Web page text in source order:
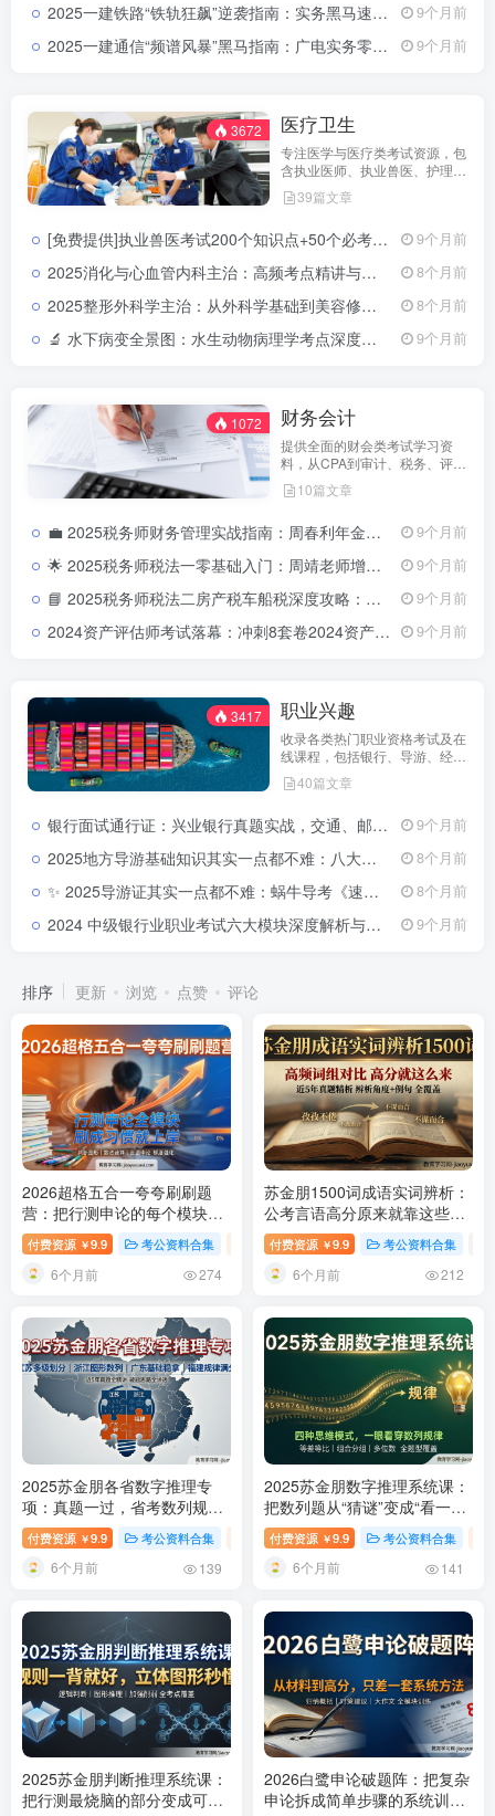
2025一建铁路“铁轨狂飙”逆袭指南：实务黑马速成，零基础直通绿灯站2025一级建造师铁路工程管理与实务备考资源：视频教程+备考方案+通关攻略 9个月前
2025一建通信“频谱风暴”黑马指南：广电实务零基础直冲信号塔的逆袭秘籍2025一级建造师通信与广电工程管理与实务备考资源：视频教程+备考方案+通关攻略 9个月前
3672 医疗卫生
专注医学与医疗类考试资源，包
含执业医师、执业兽医、护理与
药学等课程与题库，助你高效备
考，稳取资格证。
39篇文章
[免费提供]执业兽医考试200个知识点+50个必考速记点：直击命门，背完就上考场执业兽医考试200个知识点与50个高频考点总结 9个月前
2025消化与心血管内科主治：高频考点精讲与实战提分路径2025消化心血管内科主治医师考试备考攻略 8个月前
2025整形外科学主治：从外科学基础到美容修复全体系提分攻略2025整形外科学主治医师考试备考指南 8个月前
🔬 水下病变全景图：水生动物病理学考点深度拆解水生动物病理学考试重点与病变特征解析 9个月前
1072 财务会计
提供全面的财会类考试学习资
料，从CPA到审计、税务、评估
师，涵盖教材、真题与名师课
程，助你稳步提升职业资质。
10篇文章
💼 2025税务师财务管理实战指南：周春利年金利复利精算全攻略2025税务师财会方向周春利视频 9个月前
🌟 2025税务师税法一零基础入门：周靖老师增值税精髓全解锁2025税务师零基础增值税预习-周靖 9个月前
📘 2025税务师税法二房产税车船税深度攻略：杨茂群老师视频精析2025税务师房产税车船税-杨茂群 9个月前
2024资产评估师考试落幕：冲刺8套卷2024资产评估师考试冲刺8套卷解析 9个月前
3417 职业兴趣
收录各类热门职业资格考试及在
线课程，包括银行、导游、经纪
人、自媒体等，满足不同职业人
群学习需求。
40篇文章
银行面试通行证：兴业银行真题实战，交通、邮储银行攻略全解锁兴业银行面试真题及跨行备考指南 9个月前
2025地方导游基础知识其实一点都不难：八大片区视频教程通关秘籍与高分记忆法2025导游资格考试科目三地方导游基础知识备考攻略 8个月前
✨ 2025导游证其实一点都不难：蜗牛导考《速记宝典》深度解析与通关密码2025导游证考试资料速记宝典及备考攻略 8个月前
2024 中级银行业职业考试六大模块深度解析与系统化备考指南2024年银行业职业资格中级考试学习资料与备考要点解析 9个月前
排序 更新 浏览 点赞 评论
2026超格五合一夸夸刷刷题
营：把行测申论的每个模块都
刷成你的得分习惯 2026超格行
测申论五合一夸夸刷刷题营资
源
付费资源 ￥9.9 考公资料合集 稀缺资源 视频内容 # 2026超格刷题营
6个月前 274
苏金朋1500词成语实词辨析：
公考言语高分原来就靠这些词
组对比游戏苏金朋成语实词辨
析1500词PDF资源
付费资源 ￥9.9 考公资料合集
6个月前 212
2025苏金朋各省数字推理专
项：真题一过，省考数列规律
全在掌握中2025苏金朋各省数
字推理专项真题课资源
付费资源 ￥9.9 考公资料合集 视频内容 # 2025数字推理 # 苏金朋数推
6个月前 139
2025苏金朋数字推理系统课：
把数列题从“猜谜”变成“看一眼
就知道”2025苏金朋数量关系
数字推理系统课资源
付费资源 ￥9.9 考公资料合集
6个月前 141
2025苏金朋判断推理系统课：
把行测最烧脑的部分变成可复
2026白鹭申论破题阵：把复杂
申论拆成简单步骤的系统训练